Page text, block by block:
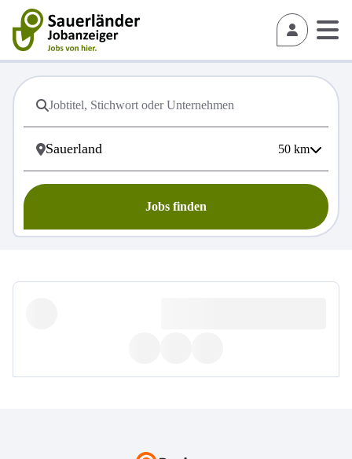
50 km
Jobs finden